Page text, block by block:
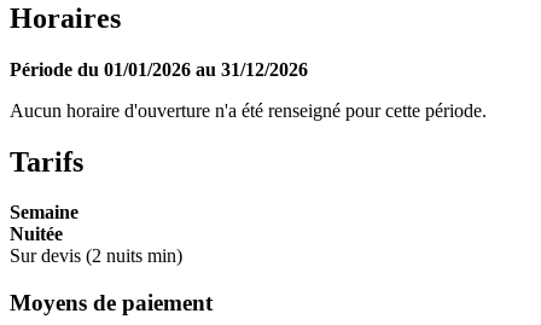
Horaires
Période du 01/01/2026 au 31/12/2026
Aucun horaire d'ouverture n'a été renseigné pour cette période.
Tarifs
Semaine
Nuitée
Sur devis (2 nuits min)
Moyens de paiement